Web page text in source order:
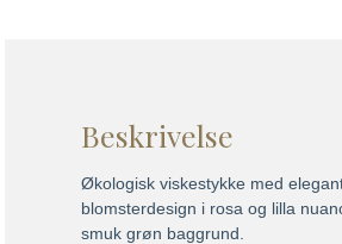
Beskrivelse
Økologisk viskestykke med
blomsterdesign i rosa og lilla
smuk grøn baggrund.